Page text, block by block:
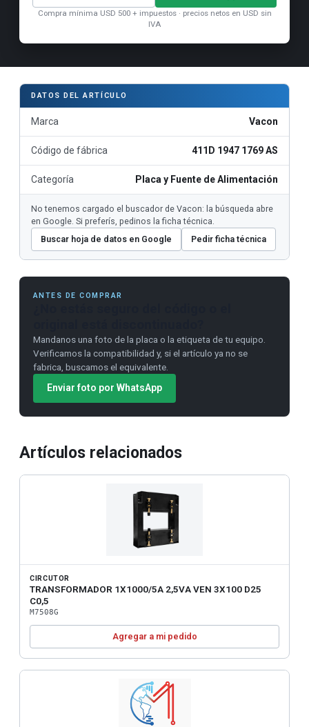
Compra mínima USD 500 + impuestos · precios netos en USD sin
IVA
DATOS DEL ARTÍCULO
Marca Vacon
Código de fábrica 411D 1947 1769 AS
Categoría Placa y Fuente de Alimentación
No tenemos cargado el buscador de Vacon: la búsqueda abre
en Google. Si preferís, pedinos la ficha técnica.
Buscar hoja de datos en Google
Pedir ficha técnica
ANTES DE COMPRAR
Mandanos una foto de la placa o la etiqueta de tu equipo.
Verificamos la compatibilidad y, si el artículo ya no se
fabrica, buscamos el equivalente.
Enviar foto por WhatsApp
Artículos relacionados
CIRCUTOR
TRANSFORMADOR 1X1000/5A 2,5VA VEN 3X100 D25
C0,5
M7508G
Agregar a mi pedido